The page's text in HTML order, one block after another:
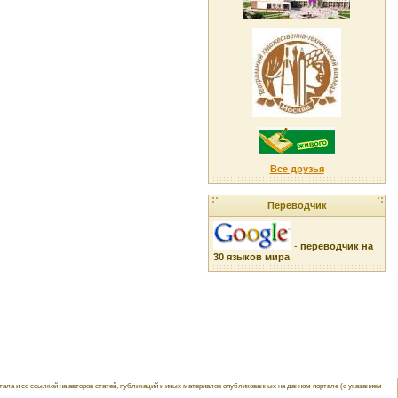
Все друзья
Переводчик
- переводчик на
30 языков мира
и со ссылкой на авторов статей, публикаций и иных материалов опубликованных на данном портале (с указанием